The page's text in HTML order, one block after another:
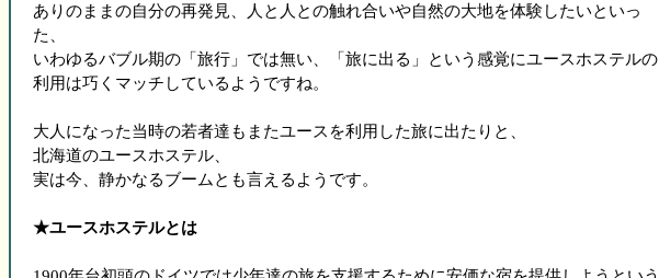
ありのままの自分の再発見、人と人との触れ合いや自然の大地を体験したいといっ
た、
いわゆるバブル期の「旅行」では無い、「旅に出る」という感覚にユースホステルの
利用は巧くマッチしているようですね。
大人になった当時の若者達もまたユースを利用した旅に出たりと、
北海道のユースホステル、
実は今、静かなるブームとも言えるようです。
★ユースホステルとは